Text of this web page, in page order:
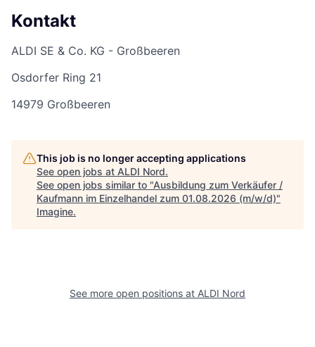
Kontakt
ALDI SE & Co. KG - Großbeeren
Osdorfer Ring 21
14979 Großbeeren
This job is no longer accepting applications
See open jobs at ALDI Nord.
See open jobs similar to "Ausbildung zum Verkäufer /
Kaufmann im Einzelhandel zum 01.08.2026 (m/w/d)"
Imagine.
See more open positions at ALDI Nord